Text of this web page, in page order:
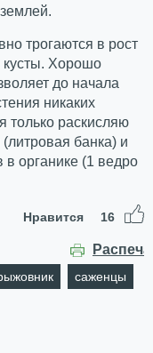
трогаются в рост
Хорошо
до начала
никаких
только раскисляю
банка) и
в органике (1 ведро
Нравится 16
саженцы